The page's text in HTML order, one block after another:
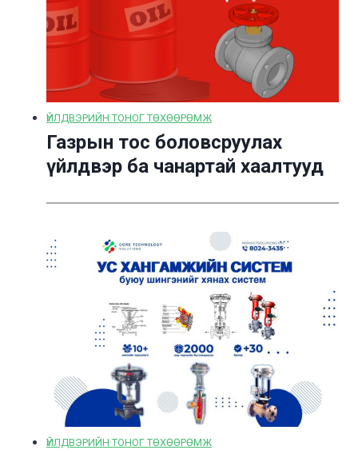
ҮЙЛДВЭРИЙН ТОНОГ ТӨХӨӨРӨМЖ
Газрын тос боловсруулах
үйлдвэр ба чанартай хаалтууд
ҮЙЛДВЭРИЙН ТОНОГ ТӨХӨӨРӨМЖ